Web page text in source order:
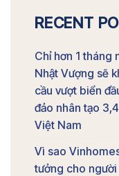
RECENT
Chỉ hơn 1 tháng
Nhật Vượng sẽ
cầu vượt biển
đảo nhân tạo
Việt Nam
Vì sao
tưởng cho người